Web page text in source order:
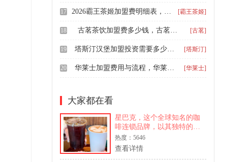
17 2026霸王茶姬加盟费明细表，霸王茶姬饮品加盟费用多少钱 [霸王茶姬]
18 古茗茶饮加盟费多少钱，古茗加盟条件和费用 [古茗]
19 塔斯汀汉堡加盟投资需要多少钱，塔斯汀快餐加盟有什么条件呢 [塔斯汀]
20 华莱士加盟费用与流程，华莱士加盟费一般需要多少钱 [华莱士]
大家都在看
星巴克，这个全球知名的咖
啡连锁品牌，以其独特的咖
啡文化、舒适的空间以及高
品质的服务，吸引了无数消
费者的目光。近年来，随着
热度：5646
查看详情